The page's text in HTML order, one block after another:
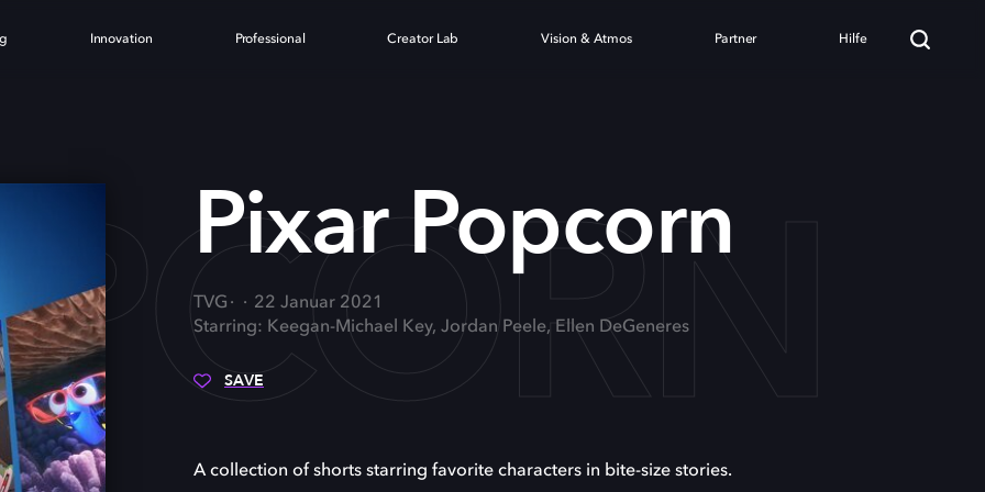
Innovation Professional Creator Lab Vision & Atmos Partner Hilfe
Pixar Popcorn
TVG
22 Januar 2021
Starring: Keegan-Michael Key, Jordan Peele, Ellen DeGeneres
SAVE
A collection of shorts starring favorite characters in bite-size stories.